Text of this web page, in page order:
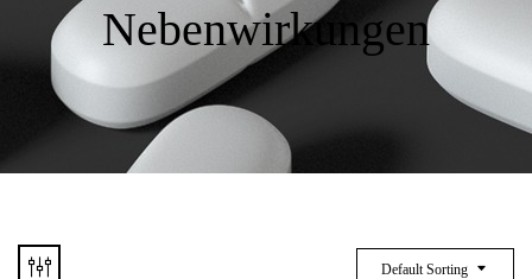
Nebenwirkungen
Default Sorting